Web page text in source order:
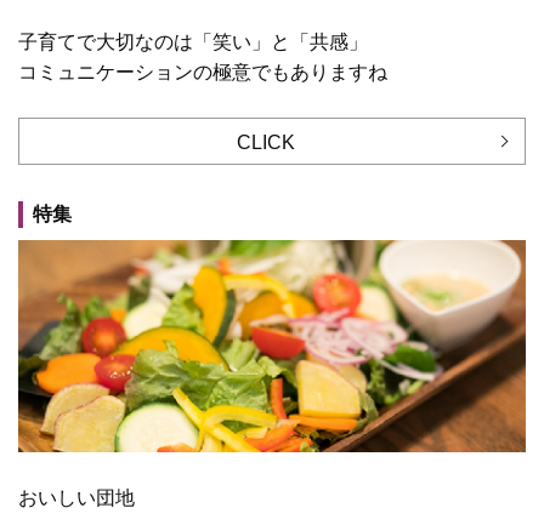
子育てで大切なのは「笑い」と「共感」
コミュニケーションの極意でもありますね
CLICK
特集
おいしい団地